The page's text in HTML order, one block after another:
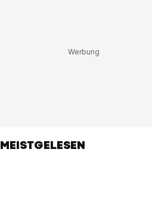
MEISTGELESEN